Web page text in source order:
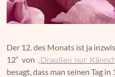
Der 12. des Monats ist ja
12“ von „Draußen nur
besagt, dass man seinen Tag